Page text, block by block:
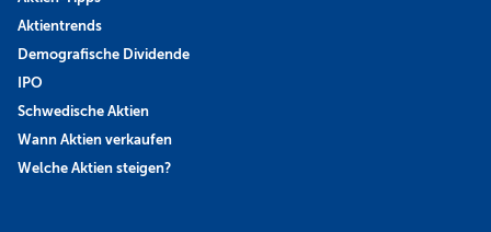
Aktientrends
Demografische Dividende
IPO
Schwedische Aktien
Wann Aktien verkaufen
Welche Aktien steigen?